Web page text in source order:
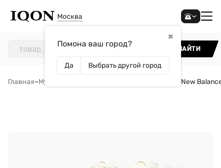
Москва
✖
Помона ваш город?
Да Выбрать другой город
НАЙТИ
Главная–Мужчинам Кроссовки New